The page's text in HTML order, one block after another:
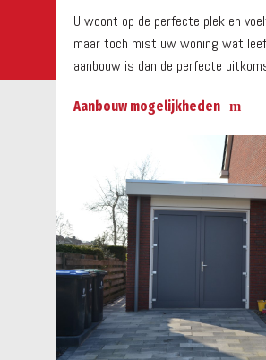
U woont op de perfecte plek en
maar toch mist uw woning wat
aanbouw is dan de perfecte
Aanbouw mogelijkheden